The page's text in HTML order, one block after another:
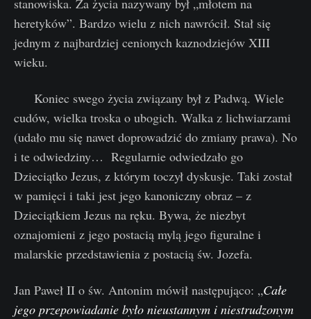
stanowiska. Za życia nazywany był „młotem na
heretyków”. Bardzo wielu z nich nawrócił. Stał się
jednym z najbardziej cenionych kaznodziejów XIII
wieku.
Koniec swego życia związany był z Padwą. Wiele
cudów, wielka troska o ubogich. Walka z lichwiarzami
(udało mu się nawet doprowadzić do zmiany prawa). No
i te odwiedziny… Regularnie odwiedzało go
Dzieciątko Jezus, z którym toczył dyskusje. Taki został
w pamięci i taki jest jego kanoniczny obraz – z
Dzieciątkiem Jezus na ręku. Bywa, że niezbyt
oznajomieni z jego postacią mylą jego figuralne i
malarskie przedstawienia z postacią św. Jozefa.
Jan Paweł II o św. Antonim mówił następująco: „Całe
jego przepowiadanie było nieustannym i niestrudzonym